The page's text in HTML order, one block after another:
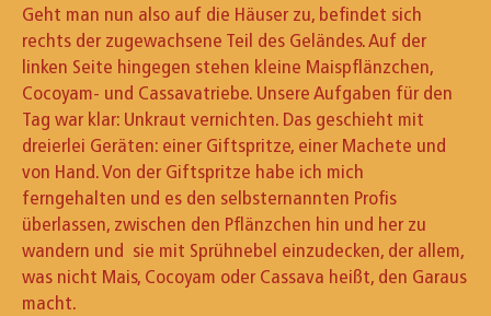
Geht man nun also auf die Häuser zu, befindet sich
rechts der zugewachsene Teil des Geländes. Auf der
linken Seite hingegen stehen kleine Maispflänzchen,
Cocoyam- und Cassavatriebe. Unsere Aufgaben für den
Tag war klar: Unkraut vernichten. Das geschieht mit
dreierlei Geräten: einer Giftspritze, einer Machete und
von Hand. Von der Giftspritze habe ich mich
ferngehalten und es den selbsternannten Profis
überlassen, zwischen den Pflänzchen hin und her zu
wandern und sie mit Sprühnebel einzudecken, der allem,
was nicht Mais, Cocoyam oder Cassava heißt, den Garaus
macht.